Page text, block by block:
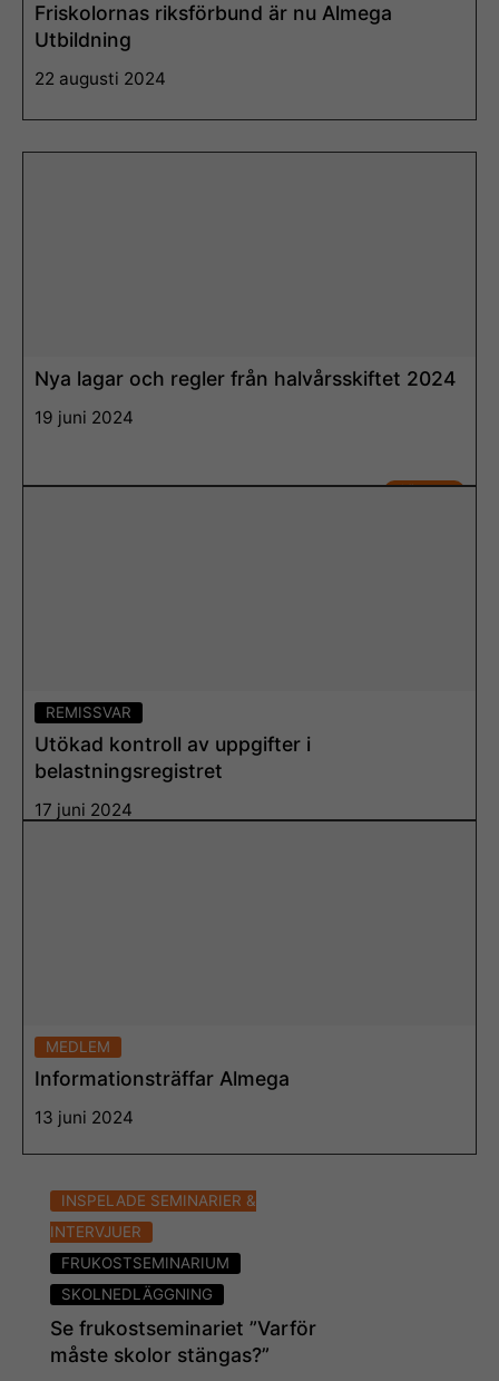
Friskolornas riksförbund är nu Almega
Utbildning
22 augusti 2024
Läs mer
Nya lagar och regler från halvårsskiftet 2024
19 juni 2024
Läs mer
REMISSVAR
Utökad kontroll av uppgifter i
belastningsregistret
17 juni 2024
MEDLEM
Informationsträffar Almega
13 juni 2024
INSPELADE SEMINARIER &
INTERVJUER
FRUKOSTSEMINARIUM
SKOLNEDLÄGGNING
Se frukostseminariet ”Varför
måste skolor stängas?”